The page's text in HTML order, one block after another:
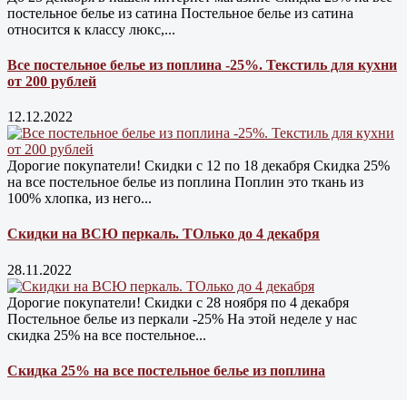
постельное белье из сатина Постельное белье из сатина
относится к классу люкс,...
Все постельное белье из поплина -25%. Текстиль для кухни
от 200 рублей
12.12.2022
Дорогие покупатели! Скидки с 12 по 18 декабря Скидка 25%
на все постельное белье из поплина Поплин это ткань из
100% хлопка, из него...
Скидки на ВСЮ перкаль. ТОлько до 4 декабря
28.11.2022
Дорогие покупатели! Скидки с 28 ноября по 4 декабря
Постельное белье из перкали -25% На этой неделе у нас
скидка 25% на все постельное...
Скидка 25% на все постельное белье из поплина